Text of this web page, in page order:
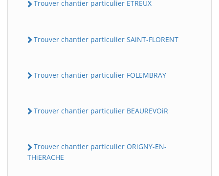
Trouver chantier particulier ETREUX
Trouver chantier particulier SAiNT-FLORENT
Trouver chantier particulier FOLEMBRAY
Trouver chantier particulier BEAUREVOiR
Trouver chantier particulier ORiGNY-EN-
THiERACHE